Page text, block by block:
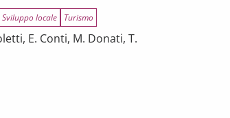
Sviluppo locale Turismo
E. Conti, M. Donati, T.